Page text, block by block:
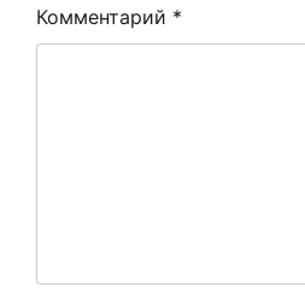
Комментарий *